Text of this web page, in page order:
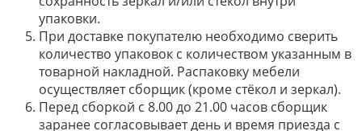
упаковки.
При доставке покупателю необходимо сверить
количество упаковок с количеством указанным в
товарной накладной. Распаковку мебели
осуществляет сборщик (кроме стёкол и зеркал).
Перед сборкой с 8.00 до 21.00 часов сборщик
заранее согласовывает день и время приезда с